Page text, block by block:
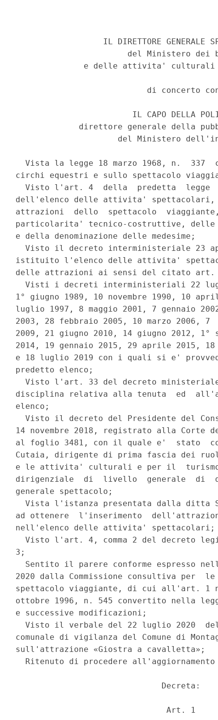
IL DIRETTORE GENERALE
del Ministero dei
e delle attivita'
di concerto
IL CAPO DELLA
direttore generale della
del Ministero
Vista la legge 18 marzo 1968, n.  337
circhi equestri e sullo spettacolo
Visto l'art. 4  della  predetta  legge
dell'elenco delle attivita'
attrazioni  dello  spettacolo
particolarita' tecnico-costruttive,
e della denominazione delle medesime;
Visto il decreto interministeriale 23
istituito l'elenco delle attivita'
delle attrazioni ai sensi del citato
Visti i decreti interministeriali 22
1° giugno 1989, 10 novembre 1990, 10
luglio 1997, 8 maggio 2001, 7 gennaio
2003, 28 febbraio 2005, 10 marzo 2006, 7
2009, 21 giugno 2010, 14 giugno 2012,
2014, 19 gennaio 2015, 29 aprile 2015,
e 18 luglio 2019 con i quali si e'
predetto elenco;
Visto l'art. 33 del decreto
disciplina relativa alla tenuta  ed
elenco;
Visto il decreto del Presidente del
14 novembre 2018, registrato alla Corte
al foglio 3481, con il quale e'  stato
Cutaia, dirigente di prima fascia dei
e le attivita' culturali e per il
dirigenziale  di  livello  generale  di
generale spettacolo;
Vista l'istanza presentata dalla ditta
ad ottenere  l'inserimento
nell'elenco delle attivita'
Visto l'art. 4, comma 2 del decreto
3;
Sentito il parere conforme espresso
2020 dalla Commissione consultiva
spettacolo viaggiante, di cui all'art. 1
ottobre 1996, n. 545 convertito nella
e successive modificazioni;
Visto il verbale del 22 luglio 2020
comunale di vigilanza del Comune di
sull'attrazione «Giostra a cavalletta»;
Ritenuto di procedere
                              Decreta:
                               Art. 1